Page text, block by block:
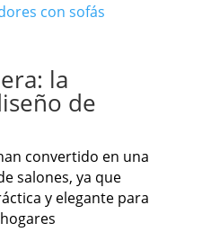
con sofás
la
de
convertido en una
salones, ya que
y elegante para